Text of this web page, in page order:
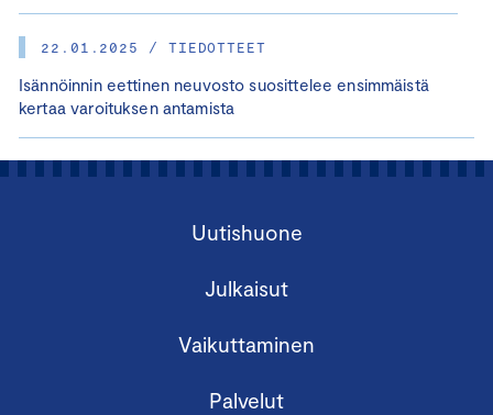
22.01.2025 / TIEDOTTEET
Isännöinnin eettinen neuvosto suosittelee ensimmäistä
kertaa varoituksen antamista
Uutishuone
Julkaisut
Vaikuttaminen
Palvelut